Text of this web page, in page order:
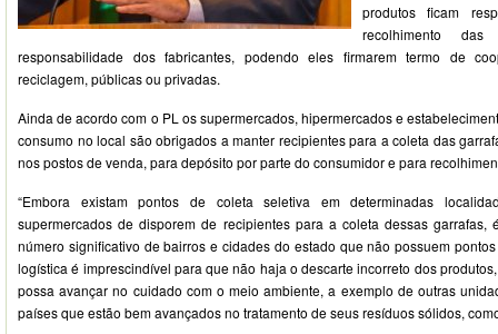
produtos ficam
recolhimento
responsabilidade dos fabricantes, podendo eles firmarem termo de
reciclagem, públicas ou privadas.
Ainda de acordo com o PL os supermercados, hipermercados e
consumo no local são obrigados a manter recipientes para a coleta das
nos postos de venda, para depósito por parte do consumidor e para
“Embora existam pontos de coleta seletiva em determinadas
supermercados de disporem de recipientes para a coleta dessas
número significativo de bairros e cidades do estado que não possuem
logística é imprescindível para que não haja o descarte incorreto dos
possa avançar no cuidado com o meio ambiente, a exemplo de outras
países que estão bem avançados no tratamento de seus resíduos sólidos,